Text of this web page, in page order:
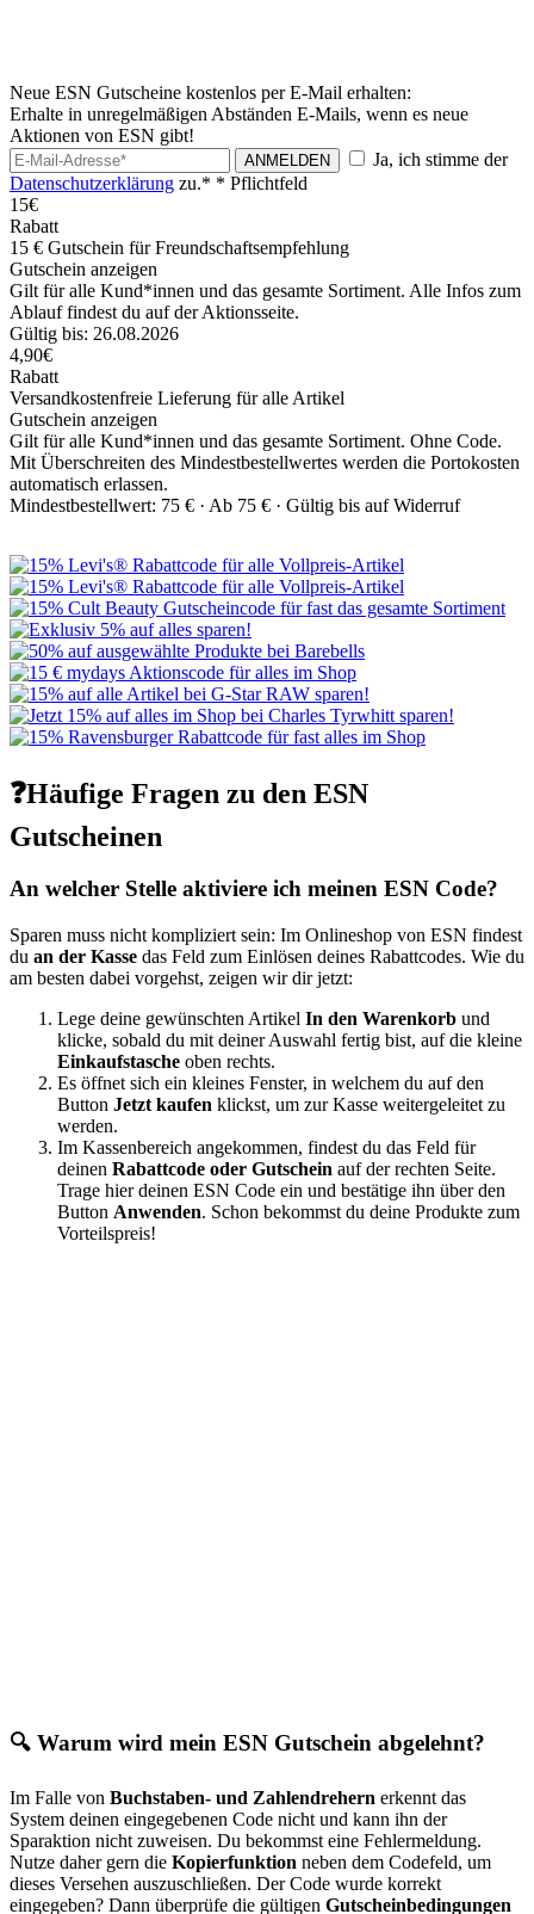
Neue ESN Gutscheine kostenlos per E-Mail erhalten:
Erhalte in unregelmäßigen Abständen E-Mails, wenn es neue
Aktionen von ESN gibt!
ANMELDEN
Ja, ich stimme der
Datenschutzerklärung zu.* * Pflichtfeld
15€
Rabatt
15 € Gutschein für Freundschaftsempfehlung
Gutschein anzeigen
Gilt für alle Kund*innen und das gesamte Sortiment. Alle Infos zum
Ablauf findest du auf der Aktionsseite.
Gültig bis: 26.08.2026
4,90€
Rabatt
Versandkostenfreie Lieferung für alle Artikel
Gutschein anzeigen
Gilt für alle Kund*innen und das gesamte Sortiment. Ohne Code.
Mit Überschreiten des Mindestbestellwertes werden die Portokosten
automatisch erlassen.
Mindestbestellwert: 75 € · Ab 75 € · Gültig bis auf Widerruf
❓Häufige Fragen zu den ESN
Gutscheinen
An welcher Stelle aktiviere ich meinen ESN Code?
Sparen muss nicht kompliziert sein: Im Onlineshop von ESN findest
du an der Kasse das Feld zum Einlösen deines Rabattcodes. Wie du
am besten dabei vorgehst, zeigen wir dir jetzt:
Lege deine gewünschten Artikel In den Warenkorb und
klicke, sobald du mit deiner Auswahl fertig bist, auf die kleine
Einkaufstasche oben rechts.
Es öffnet sich ein kleines Fenster, in welchem du auf den
Button Jetzt kaufen klickst, um zur Kasse weitergeleitet zu
werden.
Im Kassenbereich angekommen, findest du das Feld für
deinen Rabattcode oder Gutschein auf der rechten Seite.
Trage hier deinen ESN Code ein und bestätige ihn über den
Button Anwenden. Schon bekommst du deine Produkte zum
Vorteilspreis!
🔍 Warum wird mein ESN Gutschein abgelehnt?
Im Falle von Buchstaben- und Zahlendrehern erkennt das
System deinen eingegebenen Code nicht und kann ihn der
Sparaktion nicht zuweisen. Du bekommst eine Fehlermeldung.
Nutze daher gern die Kopierfunktion neben dem Codefeld, um
dieses Versehen auszuschließen. Der Code wurde korrekt
eingegeben? Dann überprüfe die gültigen Gutscheinbedingungen